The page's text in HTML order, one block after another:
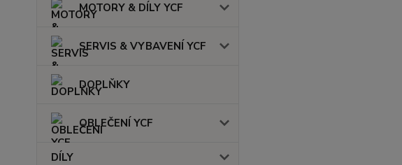
MOTORY & DÍLY YCF
SERVIS & VYBAVENÍ YCF
DOPLŇKY
OBLEČENÍ YCF
DÍLY